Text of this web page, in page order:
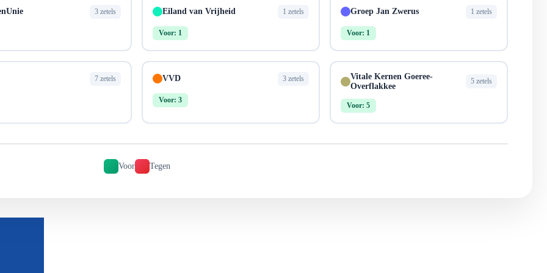
3 zetels Eiland van Vrijheid 1 zetels
Voor: 1
Groep Jan Zwerus 1 zetels
Voor: 1
7 zetels VVD 3 zetels
Voor: 3
Vitale Kernen Goeree-
Overflakkee
5 zetels
Voor: 5
Voor Tegen